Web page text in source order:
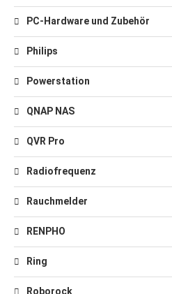
PC-Hardware und Zubehör
Philips
Powerstation
QNAP NAS
QVR Pro
Radiofrequenz
Rauchmelder
RENPHO
Ring
Roborock